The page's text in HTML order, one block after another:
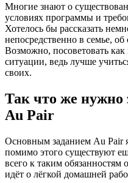
Многие знают о
условиях программы и
Хотелось бы рассказать
непосредственно в семье,
Возможно, посоветовать
ситуации, ведь лучше
своих.
Так что же нужно
Au Pair
Основным заданием Au Pair
помимо этого существуют
всего к таким
идёт о лёгкой домашней